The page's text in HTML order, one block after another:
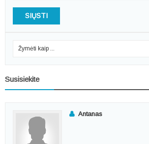
SIŲSTI
Žymėti kaip ...
Susisiekite
Antanas